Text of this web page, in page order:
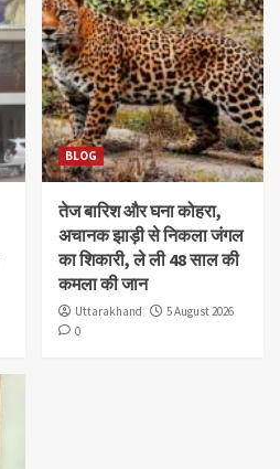
BLOG
तेज बारिश और घना कोहरा,
अचानक झाड़ी से निकला जंगल
का शिकारी, ले ली 48 साल की
कमला की जान
Uttarakhand
5 August 2026
0